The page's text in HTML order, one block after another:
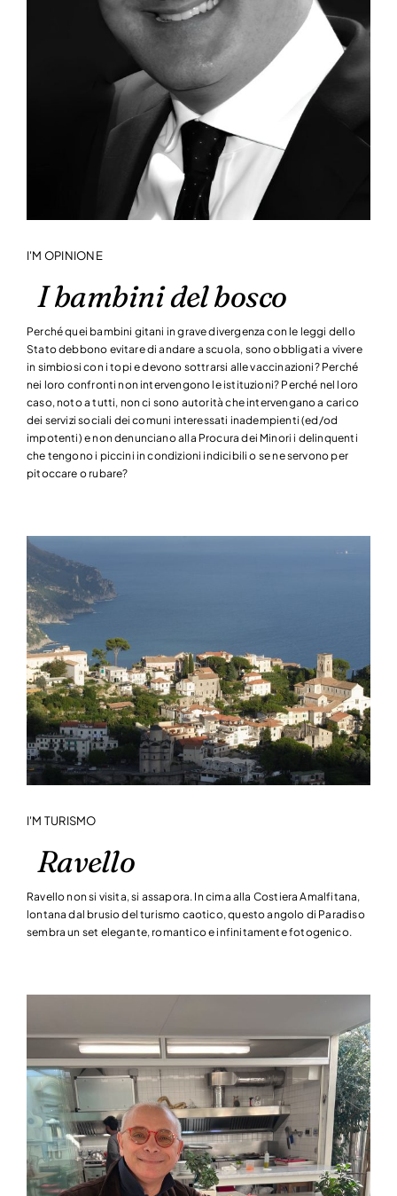
I'M OPINIONE
I bambini del bosco
Perché quei bambini gitani in grave divergenza con le leggi dello
Stato debbono evitare di andare a scuola, sono obbligati a vivere
in simbiosi con i topi e devono sottrarsi alle vaccinazioni? Perché
nei loro confronti non intervengono le istituzioni? Perché nel loro
caso, noto a tutti, non ci sono autorità che intervengano a carico
dei servizi sociali dei comuni interessati inadempienti (ed/od
impotenti) e non denunciano alla Procura dei Minori i delinquenti
che tengono i piccini in condizioni indicibili o se ne servono per
pitoccare o rubare?
I'M TURISMO
Ravello
Ravello non si visita, si assapora. In cima alla Costiera Amalfitana,
lontana dal brusio del turismo caotico, questo angolo di Paradiso
sembra un set elegante, romantico e infinitamente fotogenico.